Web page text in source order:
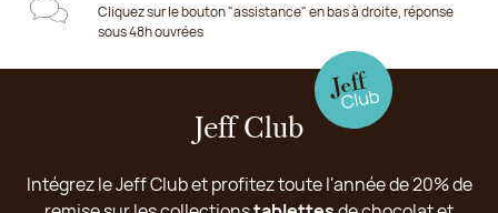
Cliquez sur le bouton "assistance" en bas à droite, réponse
sous 48h ouvrées
Jeff Club
Intégrez le Jeff Club et profitez toute l'année de 20% de